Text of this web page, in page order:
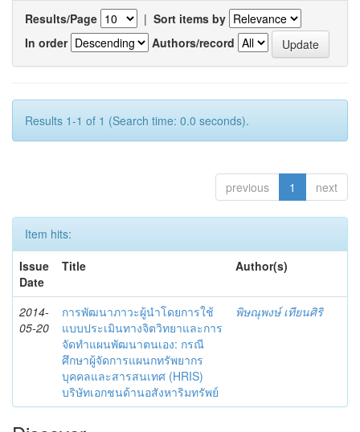
Results/Page | Sort items by
In order
Authors/record
Results 1-1 of 1 (Search time: 0.0 seconds).
previous 1 next
Item hits:
Issue
Date
Title Author(s)
2014-
05-20
การพัฒนาภาวะผู้นำโดยการใช้
แบบประเมินทางจิตวิทยาและการ
จัดทำแผนพัฒนาตนเอง: กรณี
ศึกษาผู้จัดการแผนกทรัพยากร
บุคคลและสารสนเทศ (HRIS)
บริษัทเอกชนด้านอสังหาริมทรัพย์
พิษณุพงษ์ เทียนศิริ